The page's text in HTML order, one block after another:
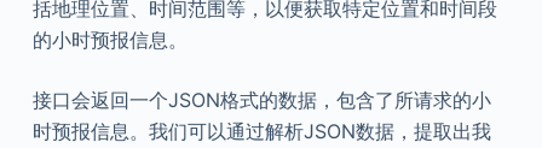
括地理位置、时间范围等，以便获取特定位置和时间段
的小时预报信息。
接口会返回一个JSON格式的数据，包含了所请求的小
时预报信息。我们可以通过解析JSON数据，提取出我